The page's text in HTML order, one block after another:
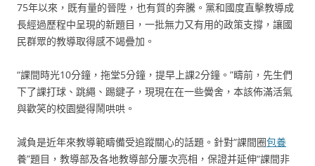
75年以來，既有量的晉陞，也有質的奔騰。黨和國度直擊教導成
長經過歷程中呈現的新題目，一批無力又有用的政策支撐，讓國
民群眾的教導取得感不竭疊加。
“課間時光10分鐘，拖堂5分鐘，提早上課2分鐘。”疇前，先生們
下了課打球、跳繩、踢鍵子，現現在在一些黌舍，本該佈滿活氣
與歡笑的校園變得鬧哄哄。
減負是近年來教導範疇備受追蹤關心的話題。針對“課間圈包養
養”題目，教導部及各地教導部分屢次亮相，保證并延伸“課間非